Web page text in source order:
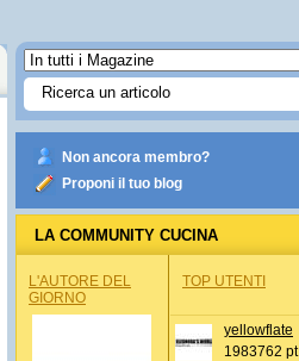
Non ancora membro?
Proponi il tuo blog
LA COMMUNITY CUCINA
L'AUTORE DEL
GIORNO
TOP UTENTI
yellowflate
1983762 pt